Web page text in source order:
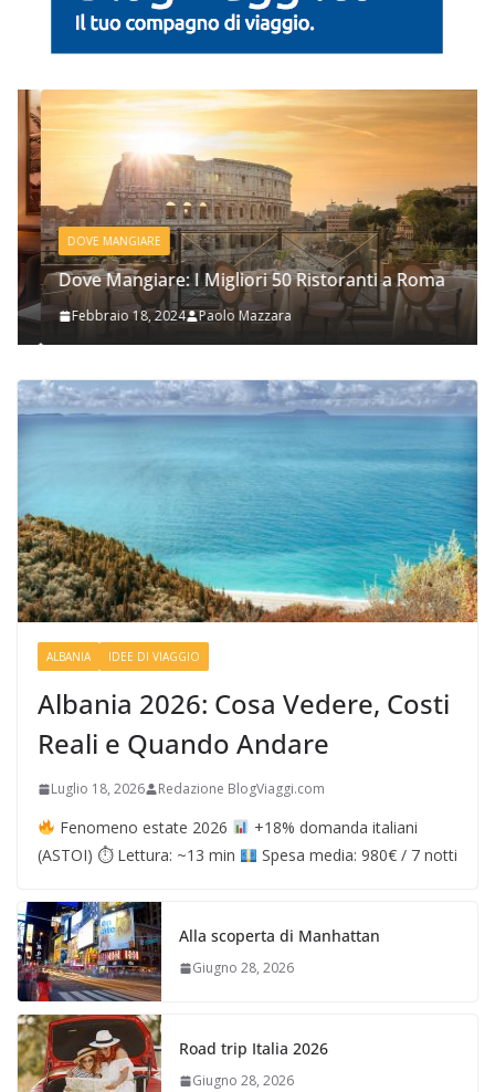
DOVE MANGIARE
Dove Mangiare: I Migliori 50 Ristoranti a Roma
Febbraio 18, 2024 Paolo Mazzara
ALBANIA IDEE DI VIAGGIO
Albania 2026: Cosa Vedere, Costi
Reali e Quando Andare
Luglio 18, 2026 Redazione BlogViaggi.com
Fenomeno estate 2026
+18% domanda italiani
(ASTOI) ⏱ Lettura: ~13 min
Spesa media: 980€ / 7 notti
Alla scoperta di Manhattan
Giugno 28, 2026
Road trip Italia 2026
Giugno 28, 2026